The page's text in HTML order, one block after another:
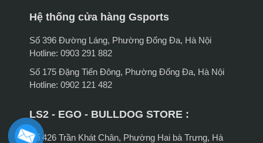
Hệ thống cửa hàng Gsports
Số 396 Đường Láng, Phường Đống Đa, Hà Nội
Hotline: 0903 291 882
Số 175 Đặng Tiến Đông, Phường Đống Đa, Hà Nội
Hotline: 0902 121 482
LS2 - EGO - BULLDOG STORE :
Số 426 Trần Khát Chân, Phường Hai bà Trưng, Hà